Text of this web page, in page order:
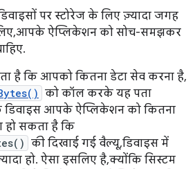
पर स्टोरेज के लिए ज़्यादा जगह
आपके ऐप्लिकेशन को सोच-समझकर
है कि आपको कितना डेटा सेव करना है,
को कॉल करके यह पता
डिवाइस आपके ऐप्लिकेशन को कितना
हो सकता है कि
की दिखाई गई वैल्यू, डिवाइस में
हो. ऐसा इसलिए है, क्योंकि सिस्टम